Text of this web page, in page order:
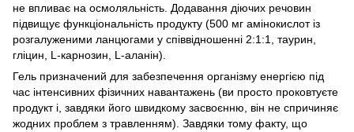
не впливає на осмоляльність. Додавання діючих речовин
підвищує функціональність продукту (500 мг амінокислот із
розгалуженими ланцюгами у співвідношенні 2:1:1, таурин,
гліцин, L-карнозин, L-аланін).
Гель призначений для забезпечення організму енергією під
час інтенсивних фізичних навантажень (ви просто проковтуєте
продукт і, завдяки його швидкому засвоєнню, він не спричиняє
жодних проблем з травленням). Завдяки тому факту, що